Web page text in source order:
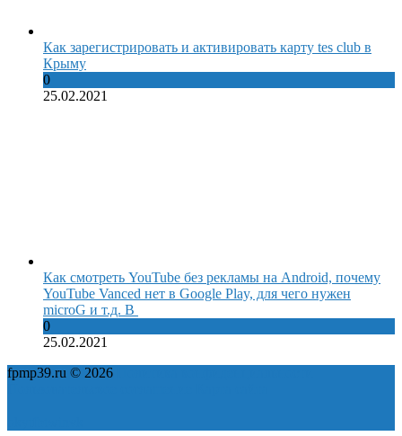
Как зарегистрировать и активировать карту tes club в
Крыму
0
25.02.2021
Как смотреть YouTube без рекламы на Android, почему
YouTube Vanced нет в Google Play, для чего нужен
microG и т.д. В
0
25.02.2021
fpmp39.ru © 2026